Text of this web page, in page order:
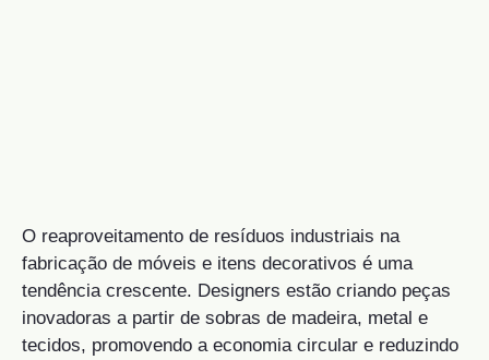
O reaproveitamento de resíduos industriais na
fabricação de móveis e itens decorativos é uma
tendência crescente. Designers estão criando peças
inovadoras a partir de sobras de madeira, metal e
tecidos, promovendo a economia circular e reduzindo